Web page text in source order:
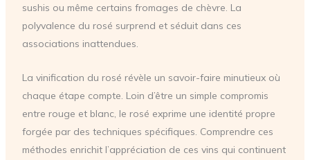
sushis ou même certains fromages de chèvre. La
polyvalence du rosé surprend et séduit dans ces
associations inattendues.
La vinification du rosé révèle un savoir-faire minutieux où
chaque étape compte. Loin d’être un simple compromis
entre rouge et blanc, le rosé exprime une identité propre
forgée par des techniques spécifiques. Comprendre ces
méthodes enrichit l’appréciation de ces vins qui continuent